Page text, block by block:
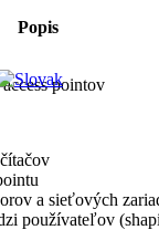
Popis
pointov
a sieťových
používateľov